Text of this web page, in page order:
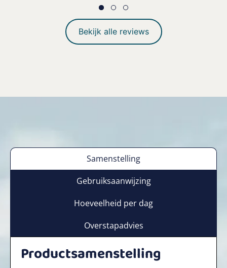
Bekijk alle reviews
Samenstelling
Gebruiksaanwijzing
Hoeveelheid per dag
Overstapadvies
Productsamenstelling